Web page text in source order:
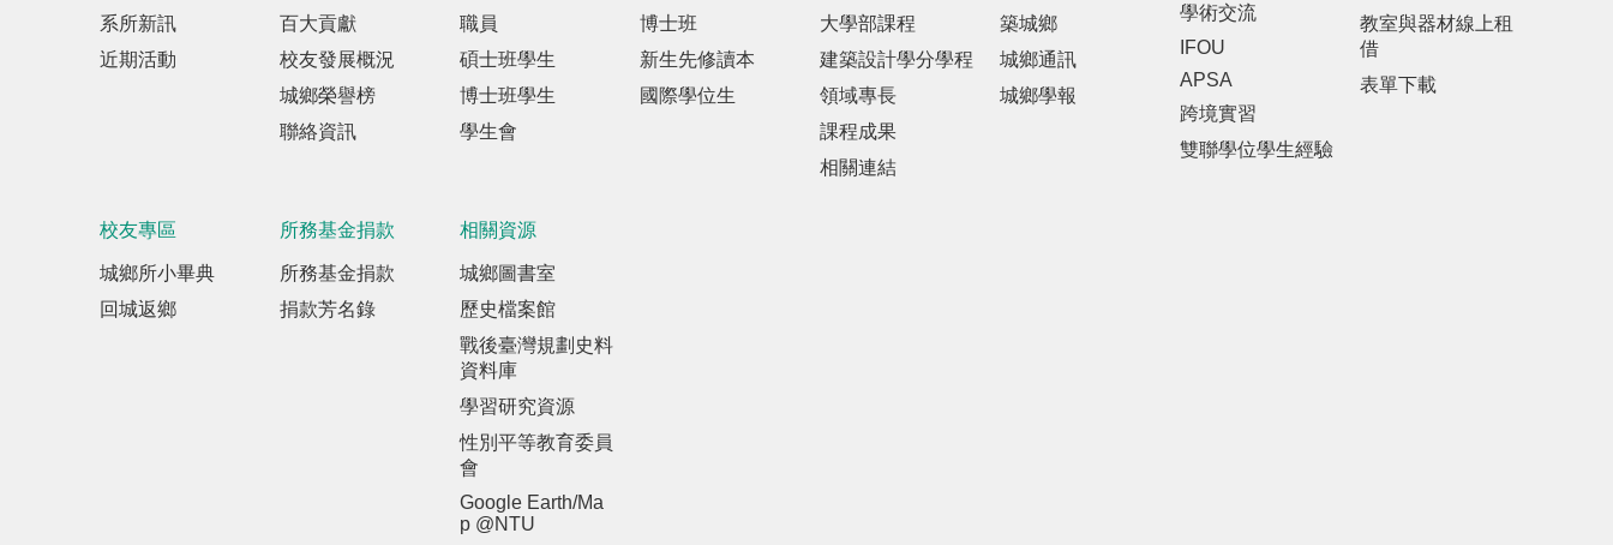
系所新訊
近期活動
百大貢獻
校友發展概況
城鄉榮譽榜
聯絡資訊
職員
碩士班學生
博士班學生
學生會
博士班
新生先修讀本
國際學位生
大學部課程
建築設計學分學程
領域專長
課程成果
相關連結
築城鄉
城鄉通訊
城鄉學報
學術交流
IFOU
APSA
跨境實習
雙聯學位學生經驗
教室與器材線上租
借
表單下載
校友專區
城鄉所小畢典
回城返鄉
所務基金捐款
所務基金捐款
捐款芳名錄
相關資源
城鄉圖書室
歷史檔案館
戰後臺灣規劃史料
資料庫
學習研究資源
性別平等教育委員
會
Google Earth/Ma
p @NTU